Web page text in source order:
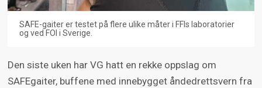
SAFE-gaiter er testet på flere ulike måter i FFIs laboratorier
og ved FOI i Sverige.
Den siste uken har VG hatt en rekke oppslag om
SAFEgaiter, buffene med innebygget åndedrettsvern fra